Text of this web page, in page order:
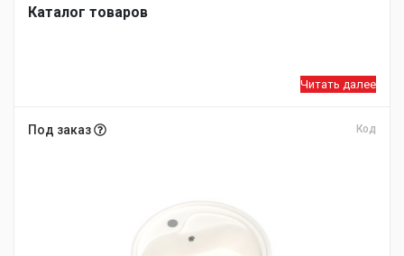
Каталог товаров
Читать далее
Под заказ Код